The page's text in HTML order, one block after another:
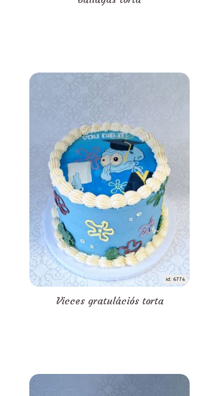
id: 6774
Vicces gratulációs torta